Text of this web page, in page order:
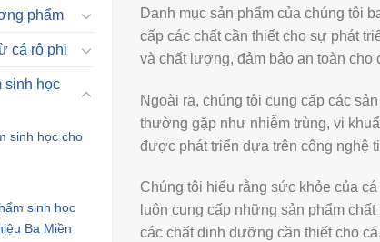
phẩm
cá rô phi
sinh học
sinh học cho
sinh học
Ba Miền
Danh mục sản phẩm của chúng tôi
cấp các chất cần thiết cho sự phát
và chất lượng, đảm bảo an toàn cho
Ngoài ra, chúng tôi cung cấp các
thường gặp như nhiễm trùng, vi
được phát triển dựa trên công nghệ
Chúng tôi hiểu rằng sức khỏe của
luôn cung cấp những sản phẩm
các chất dinh dưỡng cần thiết cho cá.